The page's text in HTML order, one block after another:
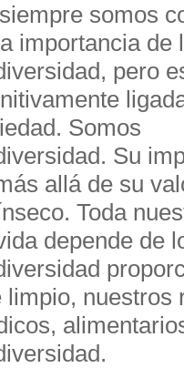
somos
importancia de
pero
Somos
Su
allá de su
Toda
depende de
limpio, nuestros